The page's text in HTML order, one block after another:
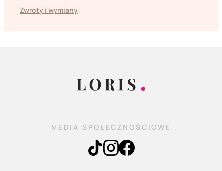
Zwroty i wymiany
MEDIA SPOŁECZNOŚCIOWE